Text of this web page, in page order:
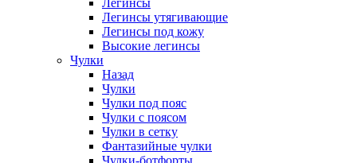
Легинсы
Легинсы утягивающие
Легинсы под кожу
Высокие легинсы
Чулки
Назад
Чулки
Чулки под пояс
Чулки с поясом
Чулки в сетку
Фантазийные чулки
Чулки-ботфорты